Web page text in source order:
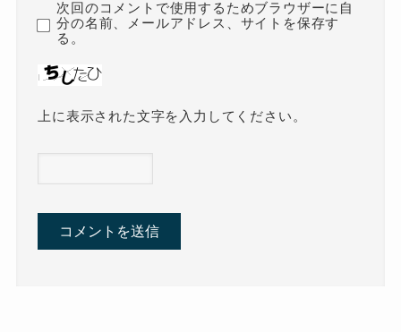
次回のコメントで使用するためブラウザーに自
分の名前、メールアドレス、サイトを保存す
る。
上に表示された文字を入力してください。